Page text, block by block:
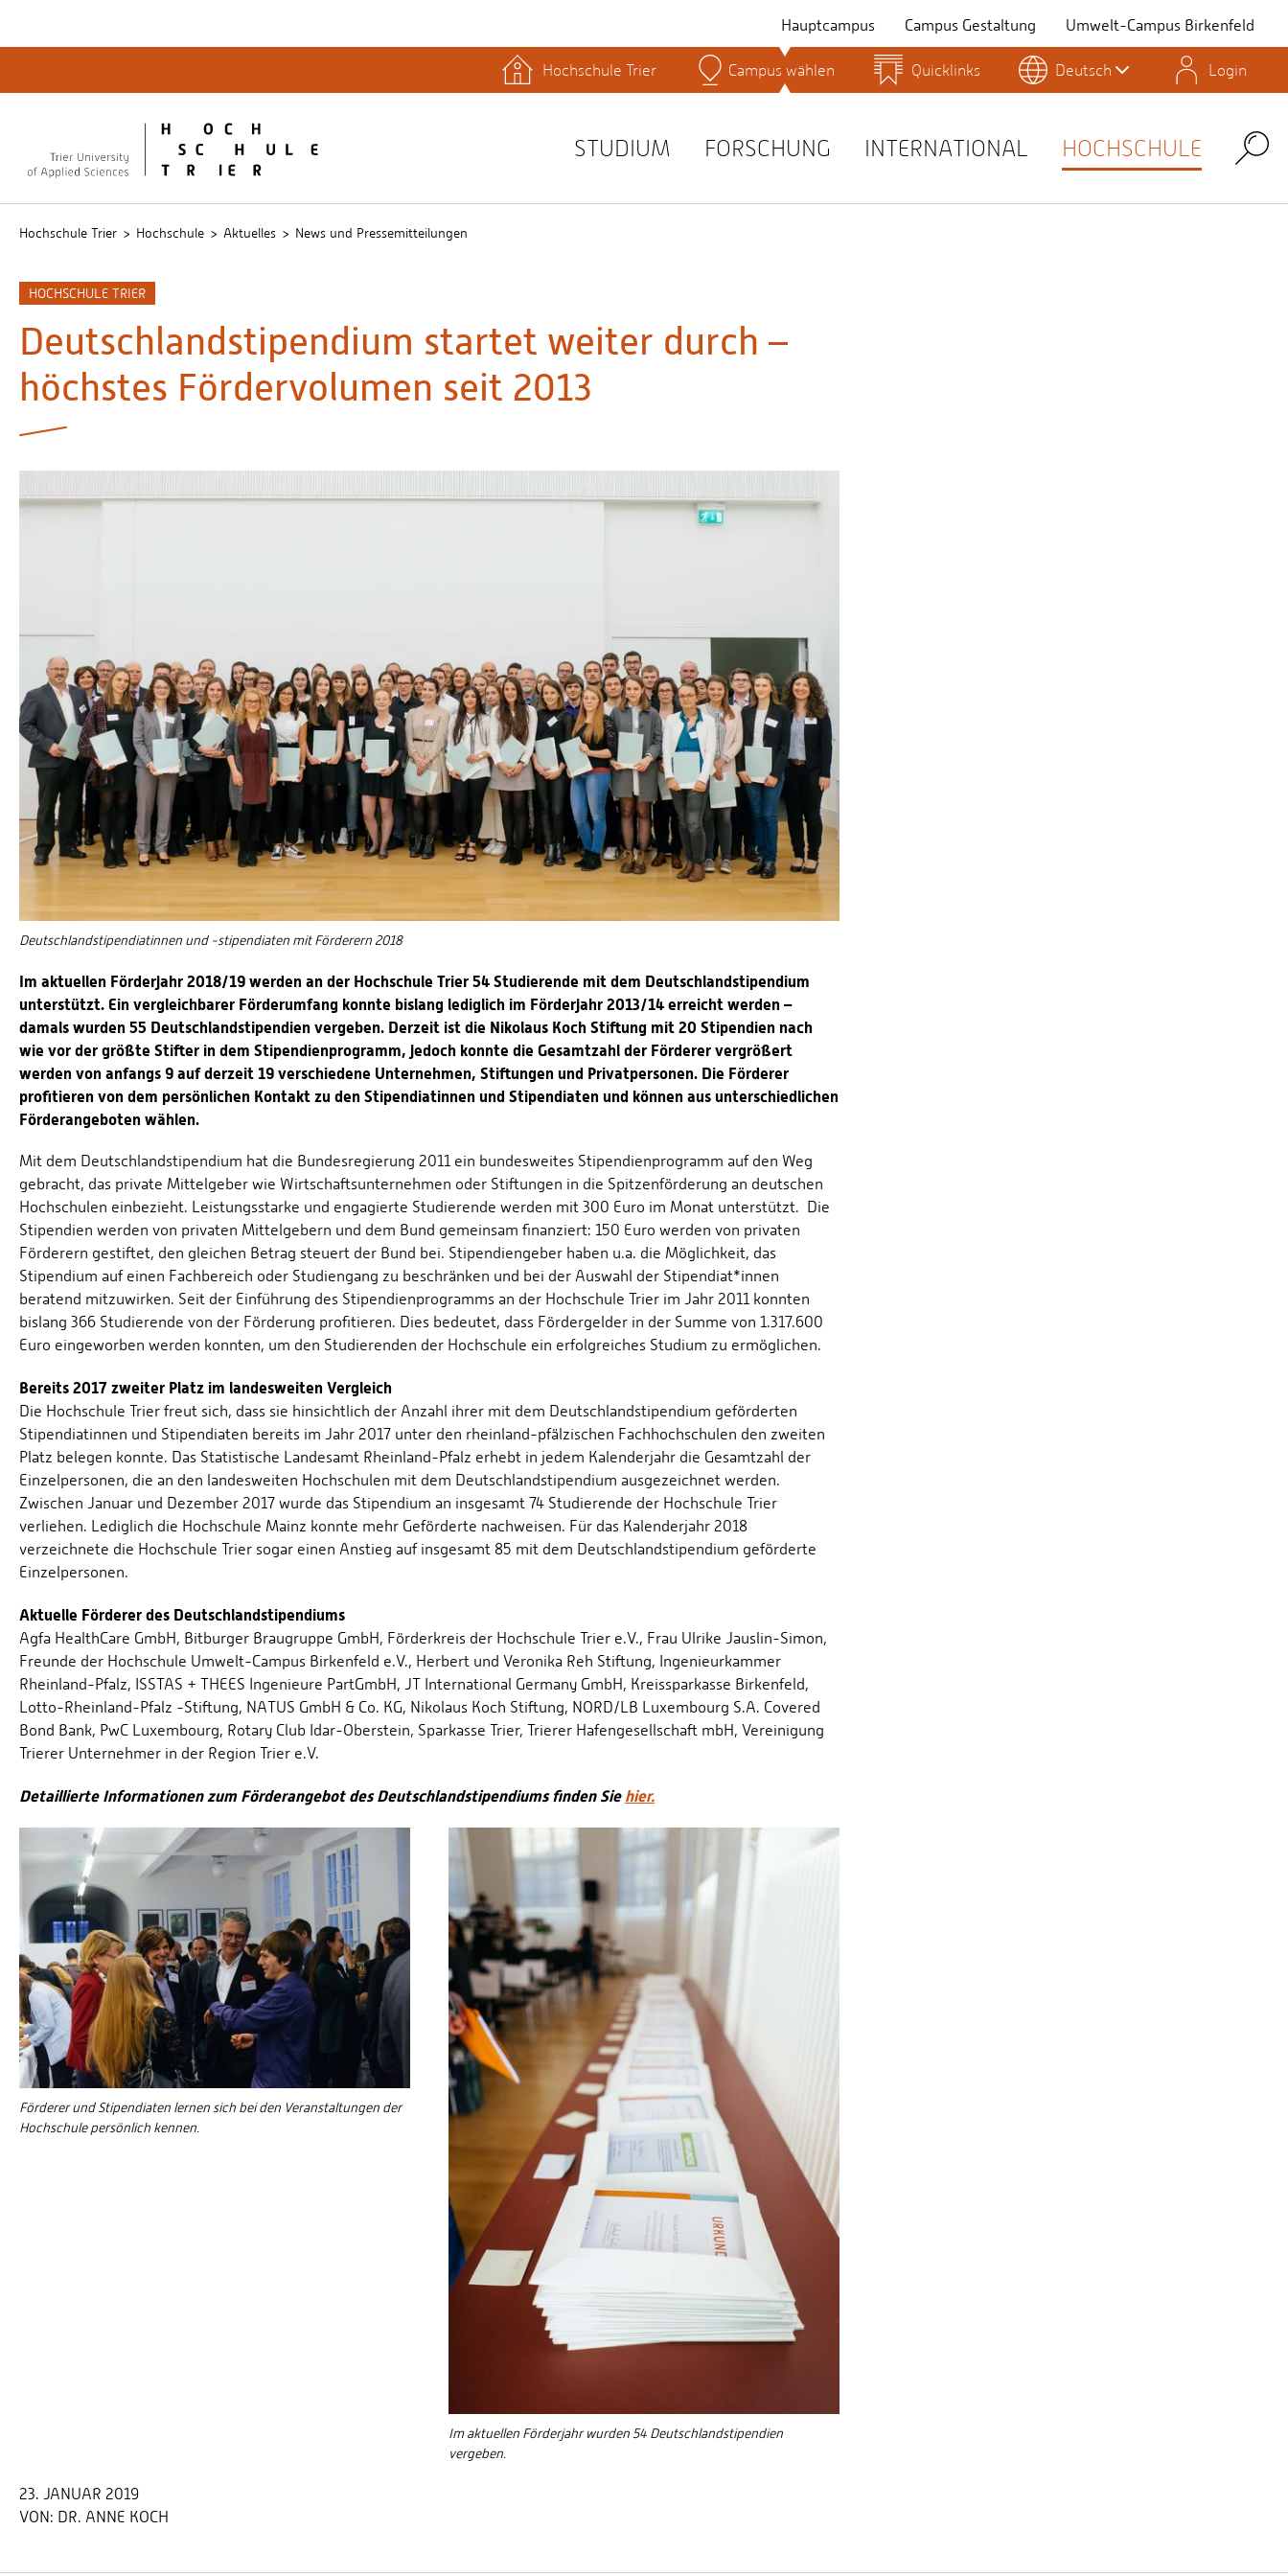
Hauptcampus Campus Gestaltung Umwelt-Campus Birkenfeld
Lernplattformen
Personensuche
Studienservice
Stud.IP
Hochschule Trier Campus wählen Quicklinks Deutsch Login
STUDIUM FORSCHUNG INTERNATIONAL HOCHSCHULE Search
Hochschule Trier Hochschule Aktuelles News und Pressemitteilungen
HOCHSCHULE TRIER
Deutschlandstipendium startet weiter durch –
höchstes Fördervolumen seit 2013
Deutschlandstipendiatinnen und -stipendiaten mit Förderern 2018
Im aktuellen Förderjahr 2018/19 werden an der Hochschule Trier 54 Studierende mit dem Deutschlandstipendium
unterstützt. Ein vergleichbarer Förderumfang konnte bislang lediglich im Förderjahr 2013/14 erreicht werden –
damals wurden 55 Deutschlandstipendien vergeben. Derzeit ist die Nikolaus Koch Stiftung mit 20 Stipendien nach
wie vor der größte Stifter in dem Stipendienprogramm, jedoch konnte die Gesamtzahl der Förderer vergrößert
werden von anfangs 9 auf derzeit 19 verschiedene Unternehmen, Stiftungen und Privatpersonen. Die Förderer
profitieren von dem persönlichen Kontakt zu den Stipendiatinnen und Stipendiaten und können aus unterschiedlichen
Förderangeboten wählen.
Mit dem Deutschlandstipendium hat die Bundesregierung 2011 ein bundesweites Stipendienprogramm auf den Weg
gebracht, das private Mittelgeber wie Wirtschaftsunternehmen oder Stiftungen in die Spitzenförderung an deutschen
Hochschulen einbezieht. Leistungsstarke und engagierte Studierende werden mit 300 Euro im Monat unterstützt. Die
Stipendien werden von privaten Mittelgebern und dem Bund gemeinsam finanziert: 150 Euro werden von privaten
Förderern gestiftet, den gleichen Betrag steuert der Bund bei. Stipendiengeber haben u.a. die Möglichkeit, das
Stipendium auf einen Fachbereich oder Studiengang zu beschränken und bei der Auswahl der Stipendiat*innen
beratend mitzuwirken. Seit der Einführung des Stipendienprogramms an der Hochschule Trier im Jahr 2011 konnten
bislang 366 Studierende von der Förderung profitieren. Dies bedeutet, dass Fördergelder in der Summe von 1.317.600
Euro eingeworben werden konnten, um den Studierenden der Hochschule ein erfolgreiches Studium zu ermöglichen.
Bereits 2017 zweiter Platz im landesweiten Vergleich
Die Hochschule Trier freut sich, dass sie hinsichtlich der Anzahl ihrer mit dem Deutschlandstipendium geförderten
Stipendiatinnen und Stipendiaten bereits im Jahr 2017 unter den rheinland-pfälzischen Fachhochschulen den zweiten
Platz belegen konnte. Das Statistische Landesamt Rheinland-Pfalz erhebt in jedem Kalenderjahr die Gesamtzahl der
Einzelpersonen, die an den landesweiten Hochschulen mit dem Deutschlandstipendium ausgezeichnet werden.
Zwischen Januar und Dezember 2017 wurde das Stipendium an insgesamt 74 Studierende der Hochschule Trier
verliehen. Lediglich die Hochschule Mainz konnte mehr Geförderte nachweisen. Für das Kalenderjahr 2018
verzeichnete die Hochschule Trier sogar einen Anstieg auf insgesamt 85 mit dem Deutschlandstipendium geförderte
Einzelpersonen.
Aktuelle Förderer des Deutschlandstipendiums
Agfa HealthCare GmbH, Bitburger Braugruppe GmbH, Förderkreis der Hochschule Trier e.V., Frau Ulrike Jauslin-Simon,
Freunde der Hochschule Umwelt-Campus Birkenfeld e.V., Herbert und Veronika Reh Stiftung, Ingenieurkammer
Rheinland-Pfalz, ISSTAS + THEES Ingenieure PartGmbH, JT International Germany GmbH, Kreissparkasse Birkenfeld,
Lotto-Rheinland-Pfalz -Stiftung, NATUS GmbH & Co. KG, Nikolaus Koch Stiftung, NORD/LB Luxembourg S.A. Covered
Bond Bank, PwC Luxembourg, Rotary Club Idar-Oberstein, Sparkasse Trier, Trierer Hafengesellschaft mbH, Vereinigung
Trierer Unternehmer in der Region Trier e.V.
Detaillierte Informationen zum Förderangebot des Deutschlandstipendiums finden Sie hier.
Förderer und Stipendiaten lernen sich bei den Veranstaltungen der
Hochschule persönlich kennen.
Im aktuellen Förderjahr wurden 54 Deutschlandstipendien
vergeben.
23. JANUAR 2019
VON: DR. ANNE KOCH